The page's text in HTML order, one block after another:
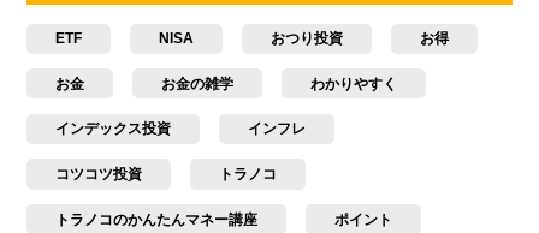
ETF NISA おつり投資 お得
お金 お金の雑学 わかりやすく
インデックス投資 インフレ
コツコツ投資 トラノコ
トラノコのかんたんマネー講座 ポイント